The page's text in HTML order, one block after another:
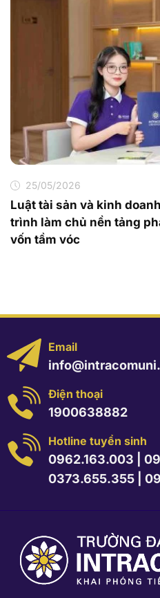
25/05/2026
Luật tài sản và kinh
trình làm chủ nền tảng
vốn tầm vóc
Email
Điện thoại
1900638882
Hotline tuyển sinh
0962.163.003
0373.655.355|